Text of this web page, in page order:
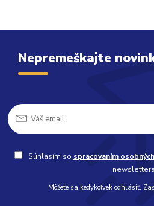
Nepremeškajte
Súhlasím so spracovaním
Môžete sa kedykoľvek odhlásiť.